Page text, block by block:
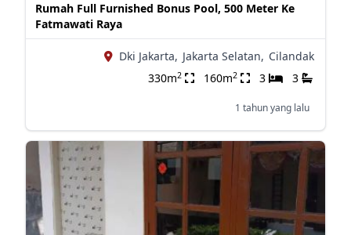
Rumah Full Furnished Bonus Pool, 500 Meter Ke
Fatmawati Raya
Dki Jakarta, Jakarta Selatan, Cilandak
330m2 160m2 3 3
1 tahun yang lalu